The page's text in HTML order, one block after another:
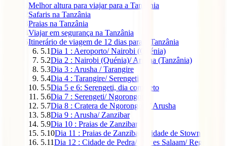
Melhor altura para viajar para a Tanzânia
Safaris na Tanzânia
3Praias na Tanzânia
4Viajar em segurança na Tanzânia
5Itinerário de viagem de 12 dias para a Tanzânia
5.1Dia 1 : Aeroporto/ Nairobi (Quénia)
5.2Dia 2 : Nairobi (Quénia)/ Arusha (Tanzânia)
5.3Dia 3 : Arusha / Tarangire
5.4Dia 4 : Tarangire/ Serengeti
5.5Dia 5 e 6: Serengeti, dia completo
5.6Dia 7 : Serengeti/ Ngorongoro
5.7Dia 8 : Cratera de Ngorongoro/ Arusha
5.8Dia 9 : Arusha/ Zanzibar
5.9Dia 10 : Praias de Zanzibar
5.10Dia 11 : Praias de Zanzibar/ Cidade de Stown
5.11Dia 12 : Cidade de Pedra/ Dar es Salaam/ Regresso